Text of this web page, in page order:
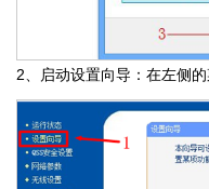
2、启动设置向导：在左侧